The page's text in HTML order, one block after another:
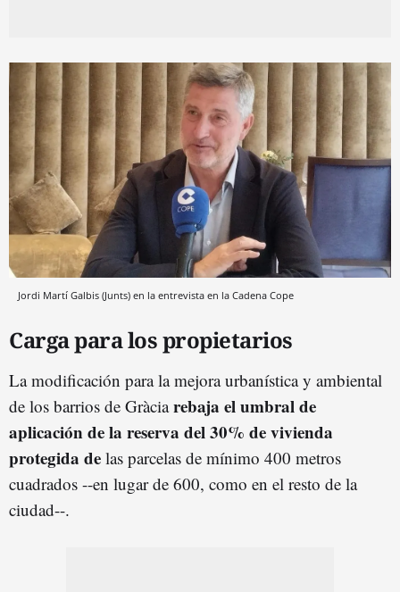
Jordi Martí Galbis (Junts) en la entrevista en la Cadena Cope
Carga para los propietarios
La modificación para la mejora urbanística y ambiental
de los barrios de Gràciarebaja el umbral de
aplicación de la reserva del 30% de vivienda
protegida de las parcelas de mínimo 400 metros
cuadrados --en lugar de 600, como en el resto de la
ciudad--.